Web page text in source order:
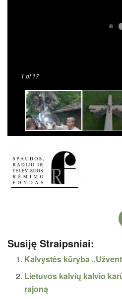
1 of 17
Susiję Straipsniai:
Kalvystės kūryba
Lietuvos kalvių kalvio
rajoną